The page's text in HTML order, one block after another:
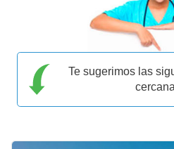
Te sugerimos las